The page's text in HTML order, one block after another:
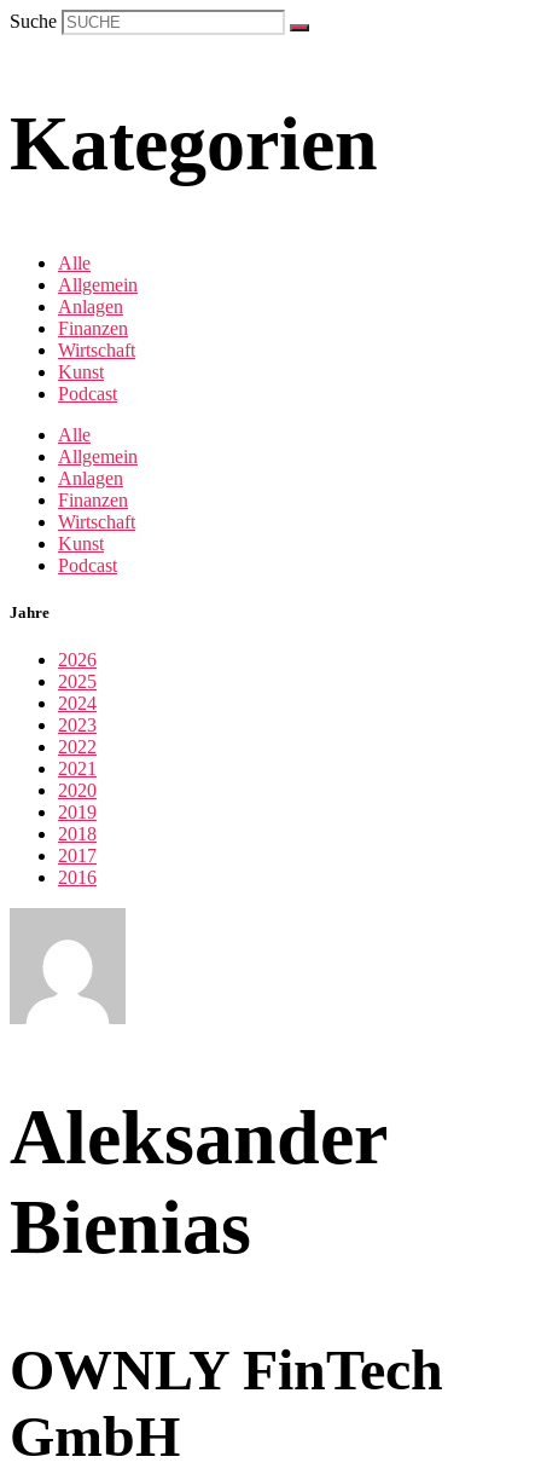
Suche
Kategorien
Alle
Allgemein
Anlagen
Finanzen
Wirtschaft
Kunst
Podcast
Alle
Allgemein
Anlagen
Finanzen
Wirtschaft
Kunst
Podcast
Jahre
2026
2025
2024
2023
2022
2021
2020
2019
2018
2017
2016
Aleksander
Bienias
OWNLY FinTech
GmbH